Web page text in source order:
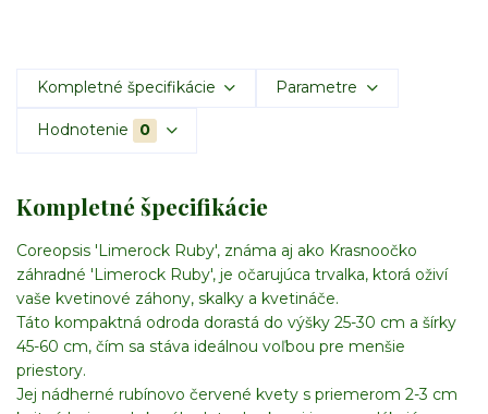
Kompletné špecifikácie Parametre
Hodnotenie 0
Kompletné špecifikácie
Coreopsis 'Limerock Ruby', známa aj ako Krasnoočko
záhradné 'Limerock Ruby', je očarujúca trvalka, ktorá oživí
vaše kvetinové záhony, skalky a kvetináče.
Táto kompaktná odroda dorastá do výšky 25-30 cm a šírky
45-60 cm, čím sa stáva ideálnou voľbou pre menšie
priestory.
Jej nádherné rubínovo červené kvety s priemerom 2-3 cm